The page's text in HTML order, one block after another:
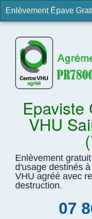
Enlèvement Épave
Epaviste
VHU
Enlèvement
d'usage destinés
VHU agréé avec
destruction.
07